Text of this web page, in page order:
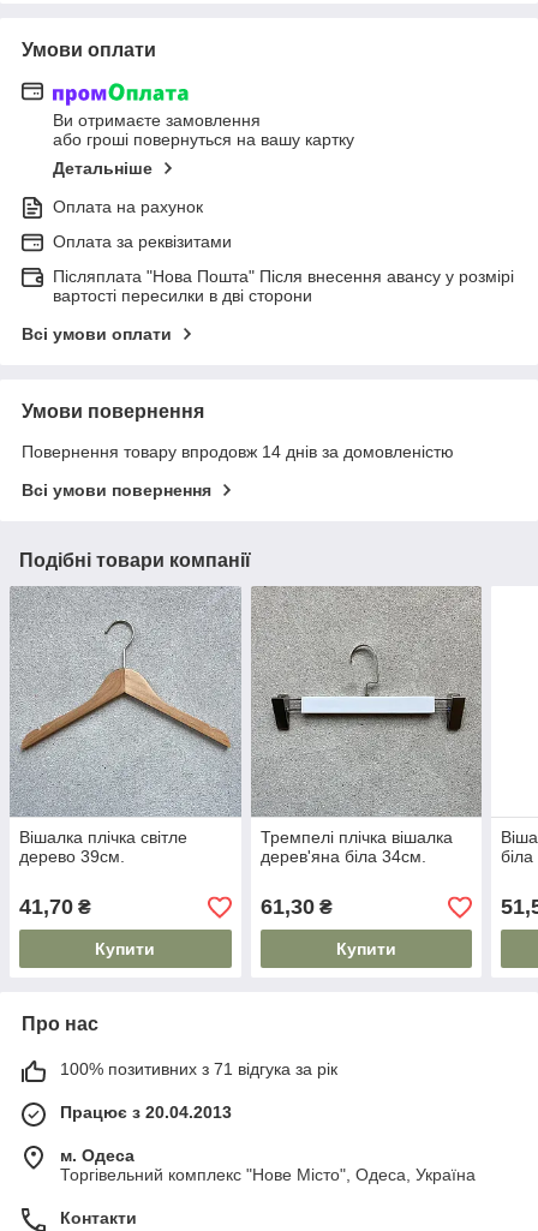
Умови оплати
Ви отримаєте замовлення
або гроші повернуться на вашу картку
Детальніше
Оплата на рахунок
Оплата за реквізитами
Післяплата "Нова Пошта" Після внесення авансу у розмірі
вартості пересилки в дві сторони
Всі умови оплати
Умови повернення
Повернення товару впродовж 14 днів за домовленістю
Всі умови повернення
Подібні товари компанії
Вішалка плічка світле
дерево 39см.
41,70 ₴
Купити
Тремпелі плічка вішалка
дерев'яна біла 34см.
61,30₴
Купити
Про нас
100% позитивних з 71 відгука за рік
Працює з 20.04.2013
м. Одеса
Торгівельний комплекс "Нове Місто", Одеса, Україна
Контакти